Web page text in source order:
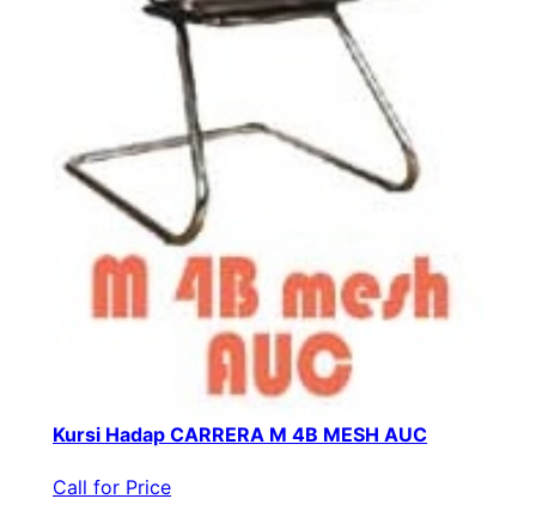
Kursi Hadap CARRERA M 4B MESH AUC
Call for Price